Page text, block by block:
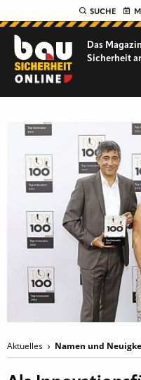
SUCHE
Das
Sicherheit
Aktuelles Namen und